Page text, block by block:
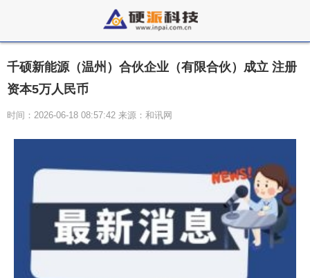
千硕新能源（温州）合伙企业（有限合伙）成立 注册
资本5万人民币
时间：2026-06-18 08:57:42 来源：和讯网